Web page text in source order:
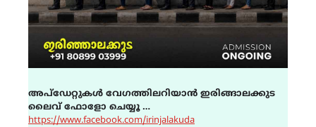
അപ്ഡേറ്റുകൾ വേഗത്തിലറിയാൻ ഇരിങ്ങാലക്കുട
ലൈവ് ഫോളോ ചെയ്യൂ …
https://www.facebook.com/irinjalakuda